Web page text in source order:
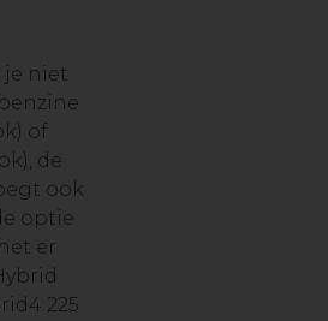
je niet
of
de
ook
optie
er
225